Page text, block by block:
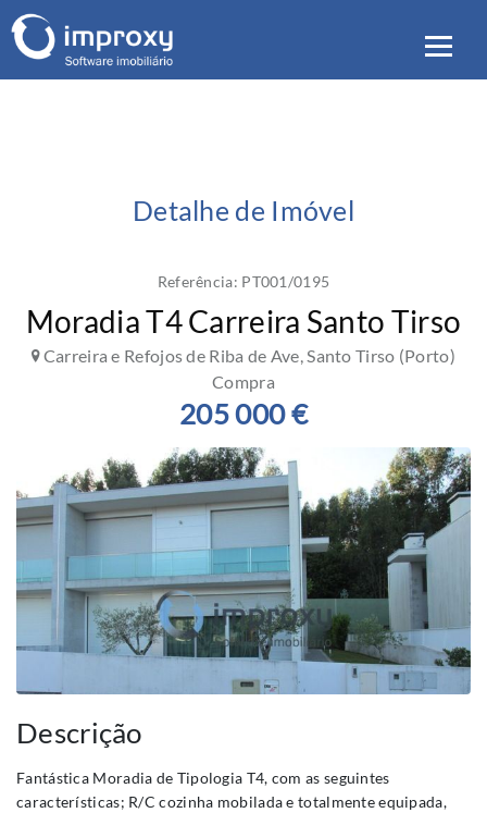
Detalhe de Imóvel
Referência: PT001/0195
Moradia T4 Carreira Santo Tirso
Carreira e Refojos de Riba de Ave, Santo Tirso (Porto)
Compra
205 000 €
Descrição
Fantástica Moradia de Tipologia T4, com as seguintes
características; R/C cozinha mobilada e totalmente equipada,